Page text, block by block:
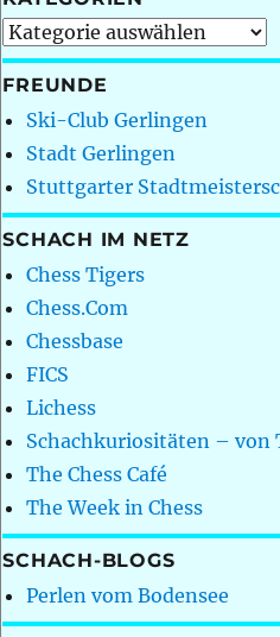
Kategorien
FREUNDE
Ski-Club Gerlingen
Stadt Gerlingen
Stuttgarter
SCHACH IM NETZ
Chess Tigers
Chess.Com
Chessbase
FICS
Lichess
Schachkuriositäten – von
The Chess Café
The Week in Chess
SCHACH-BLOGS
Perlen vom Bodensee